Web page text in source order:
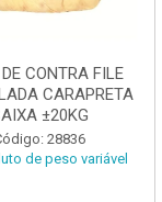
CONTRA FILE
CARAPRETA
±20KG
28836
de peso variável